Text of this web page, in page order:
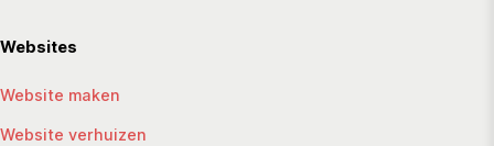
Websites
Website maken
Website verhuizen